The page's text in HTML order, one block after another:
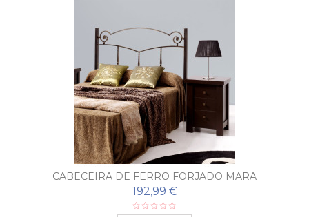
CABECEIRA DE FERRO FORJADO MARA
192,99 €